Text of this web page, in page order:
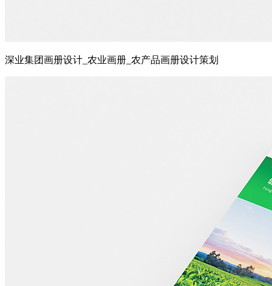
深业集团画册设计_农业画册_农产品画册设计策划